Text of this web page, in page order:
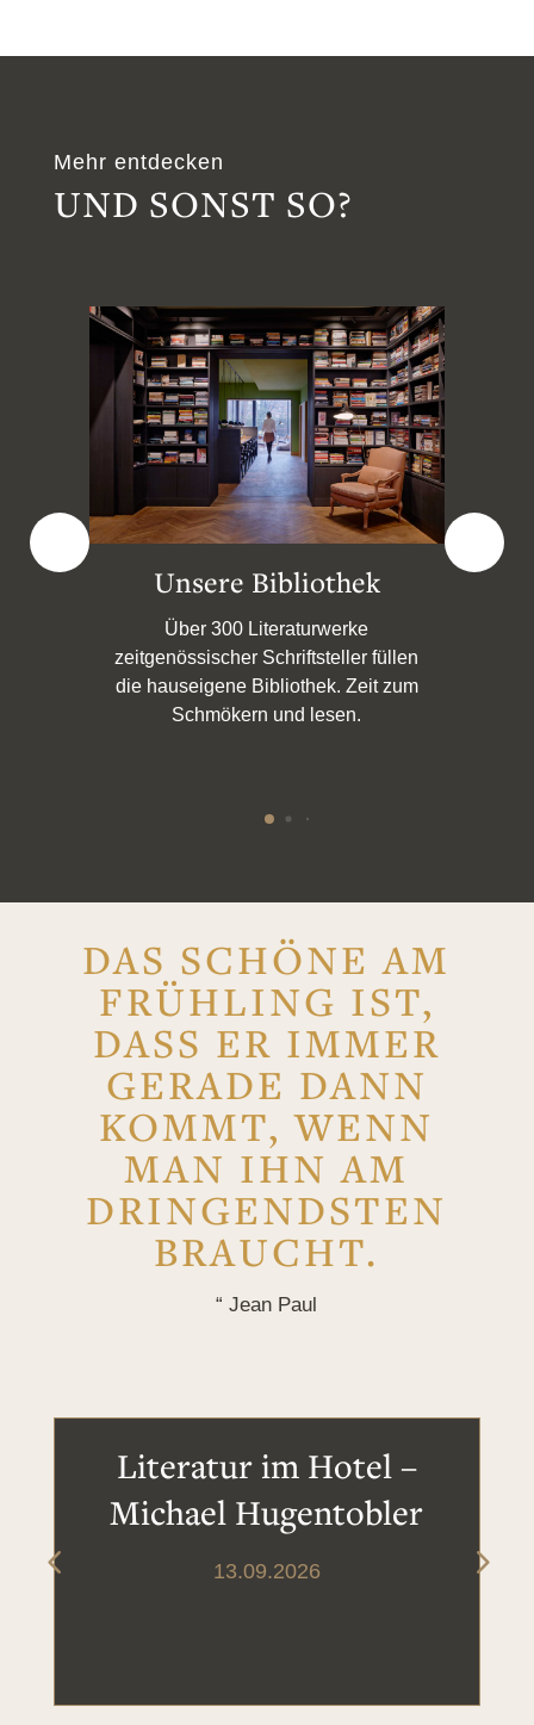
Mehr entdecken
UND SONST SO?
Unser Garten
Die grüne Stadtoase: Liebevoll mit
viel grün gestaltet, genießen Sie im
grünen Garten einen Kaffee oder
lesen ein Buch.
DAS SCHÖNE AM
FRÜHLING IST,
DASS ER IMMER
GERADE DANN
KOMMT, WENN
MAN IHN AM
DRINGENDSTEN
BRAUCHT.
“ Jean Paul
Literatur im Hotel –
Michael Hugentobler
13.09.2026